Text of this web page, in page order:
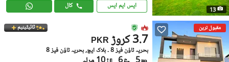
13 ایس ایم ایس کال
مقبول ترین ٹائیٹینیم
PKR 3.7 کروڑ
بحریہ ٹاؤن فیز 8 ۔ بلاک ایچ, بحریہ ٹاؤن فیز 8